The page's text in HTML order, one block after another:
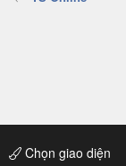
Chọn giao diện